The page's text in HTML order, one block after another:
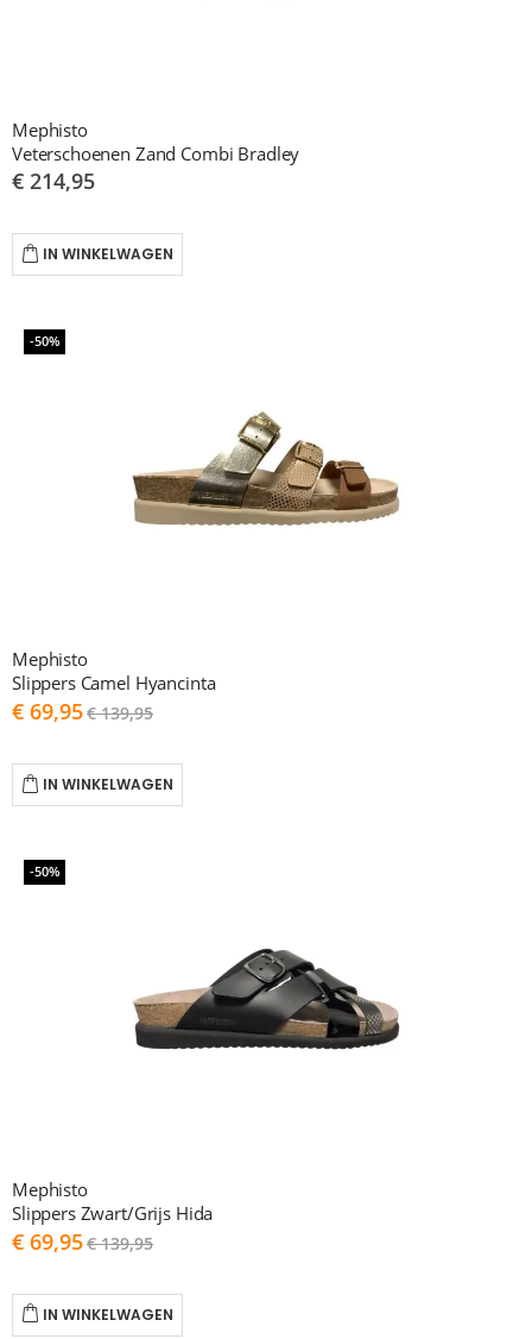
Mephisto
Veterschoenen Zand Combi Bradley
€ 214,95
IN WINKELWAGEN
-50%
Mephisto
Slippers Camel Hyancinta
As
low
€ 69,95€ 139,95
IN WINKELWAGEN
-50%
Mephisto
Slippers Zwart/Grijs Hida
As
low
€ 69,95€ 139,95
IN WINKELWAGEN